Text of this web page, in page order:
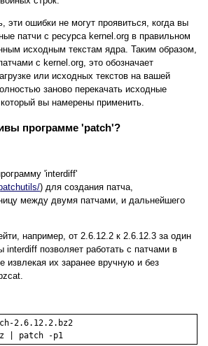
эти ошибки не могут проявиться, когда вы
патчи с ресурса kernel.org в правильном
исходным текстам ядра. Таким образом,
с kernel.org, это обозначает
или исходных текстов на вашей
заново перекачать исходные
вы намерены применить.
программе 'patch'?
'interdiff'
) для создания патча,
между двумя патчами, и дальнейшего
например, от 2.6.12.2 к 2.6.12.3 за один
interdiff позволяет работать с патчами в
извлекая их заранее вручную и без
2.6.12.2.bz2